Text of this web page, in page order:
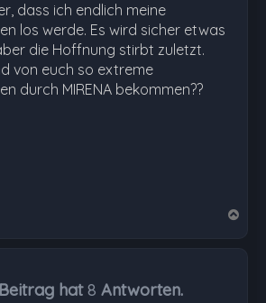
dass ich endlich meine
los werde. Es wird sicher etwas
die Hoffnung stirbt zuletzt.
von euch so extreme
durch MIRENA bekommen??
hat8 Antworten.